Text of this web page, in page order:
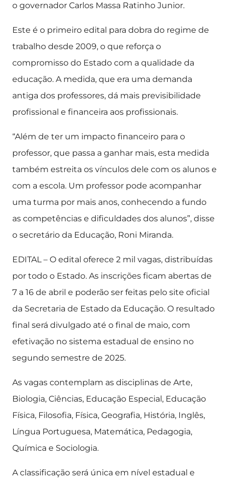
o governador Carlos Massa Ratinho Junior.
Este é o primeiro edital para dobra do regime de
trabalho desde 2009, o que reforça o
compromisso do Estado com a qualidade da
educação. A medida, que era uma demanda
antiga dos professores, dá mais previsibilidade
profissional e financeira aos profissionais.
“Além de ter um impacto financeiro para o
professor, que passa a ganhar mais, esta medida
também estreita os vínculos dele com os alunos e
com a escola. Um professor pode acompanhar
uma turma por mais anos, conhecendo a fundo
as competências e dificuldades dos alunos”, disse
o secretário da Educação, Roni Miranda.
EDITAL – O edital oferece 2 mil vagas, distribuídas
por todo o Estado. As inscrições ficam abertas de
7 a 16 de abril e poderão ser feitas pelo site oficial
da Secretaria de Estado da Educação. O resultado
final será divulgado até o final de maio, com
efetivação no sistema estadual de ensino no
segundo semestre de 2025.
As vagas contemplam as disciplinas de Arte,
Biologia, Ciências, Educação Especial, Educação
Física, Filosofia, Física, Geografia, História, Inglês,
Língua Portuguesa, Matemática, Pedagogia,
Química e Sociologia.
A classificação será única em nível estadual e